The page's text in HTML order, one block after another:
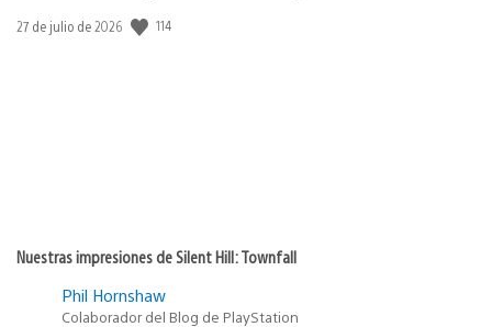
Fecha
27 de julio de 2026 114
Nuestras impresiones de Silent Hill: Townfall
Phil Hornshaw
Colaborador del Blog de PlayStation